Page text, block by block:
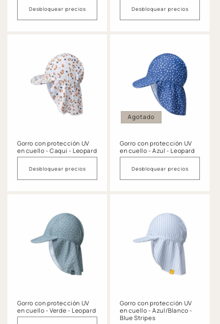
Desbloquear precios Desbloquear precios
Gorro con protección UV
en cuello - Caqui - Leopard
Desbloquear precios
Agotado
Gorro con protección UV
en cuello - Azul - Leopard
Desbloquear precios
Gorro con protección UV
en cuello - Verde - Leopard
Gorro con protección UV
en cuello - Azul/Blanco -
Blue Stripes